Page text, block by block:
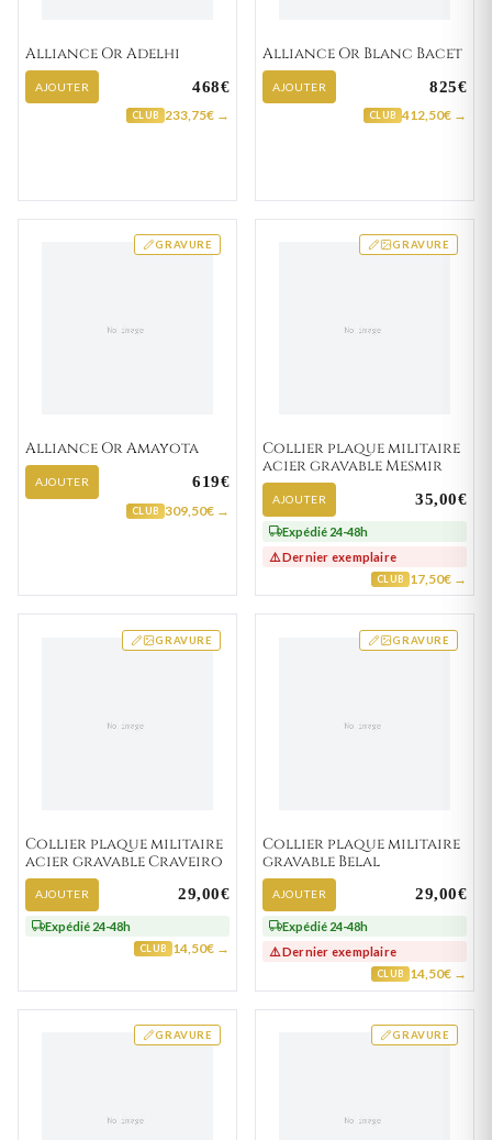
Alliance Or Adelhi
AJOUTER 468€
CLUB 233,75€ →
Alliance Or Blanc Bacet
AJOUTER 825€
CLUB 412,50€ →
GRAVURE
Alliance Or Amayota
AJOUTER 619€
CLUB 309,50€ →
GRAVURE
Collier plaque militaire
acier gravable Mesmir
AJOUTER 35,00€
Expédié 24-48h
⚠️ Dernier exemplaire
CLUB 17,50€ →
GRAVURE
Collier plaque militaire
acier gravable Craveiro
AJOUTER 29,00€
Expédié 24-48h
CLUB 14,50€ →
GRAVURE
Collier plaque militaire
gravable Belal
AJOUTER 29,00€
Expédié 24-48h
⚠️ Dernier exemplaire
CLUB 14,50€ →
GRAVURE GRAVURE